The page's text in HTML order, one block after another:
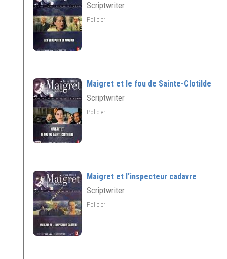
Scriptwriter
Policier
Maigret et le fou de Sainte-Clotilde
Scriptwriter
Policier
Maigret et l'inspecteur cadavre
Scriptwriter
Policier